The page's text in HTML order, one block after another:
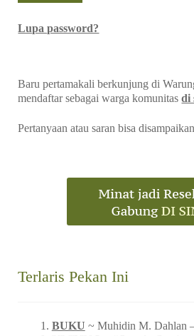
Lupa password?
Baru pertamakali berkunjung di
mendaftar sebagai warga komunitasdi
Pertanyaan atau saran bisa
Terlaris Pekan Ini
BUKU ~ Muhidin M. Dahlan